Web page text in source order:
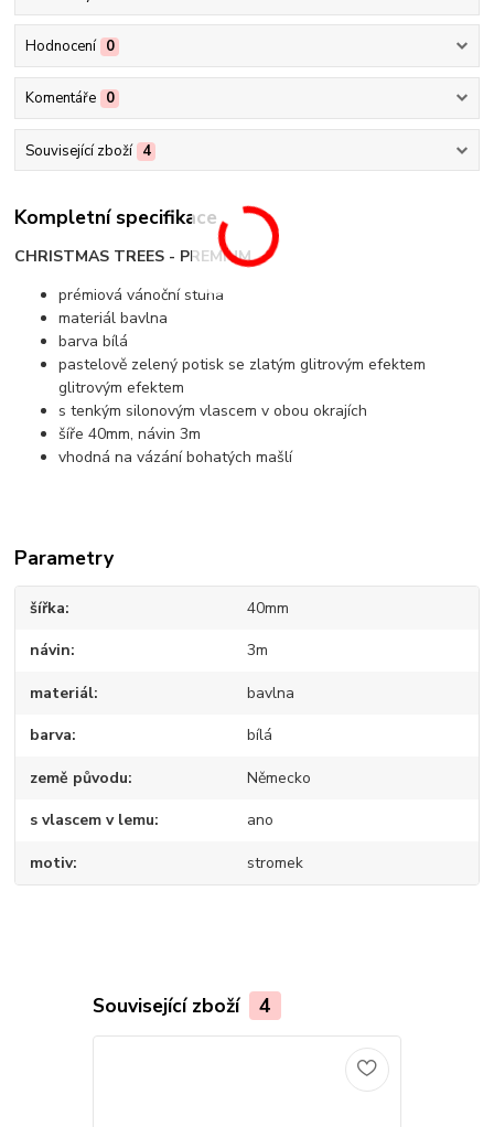
Hodnocení 0
Komentáře 0
Související zboží 4
Kompletní specifikace
CHRISTMAS TREES - PREMIUM
prémiová vánoční stuha
materiál bavlna
barva bílá
pastelově zelený potisk se zlatým glitrovým efektem
glitrovým efektem
s tenkým silonovým vlascem v obou okrajích
šíře 40mm, návin 3m
vhodná na vázání bohatých mašlí
Parametry
šířka 40mm
návin 3m
materiál bavlna
barva bílá
země původu Německo
s vlascem v lemu ano
motiv stromek
Související zboží 4